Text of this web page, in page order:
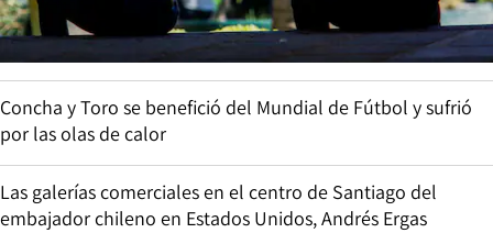
Concha y Toro se benefició del Mundial de Fútbol y sufrió
por las olas de calor
Las galerías comerciales en el centro de Santiago del
embajador chileno en Estados Unidos, Andrés Ergas